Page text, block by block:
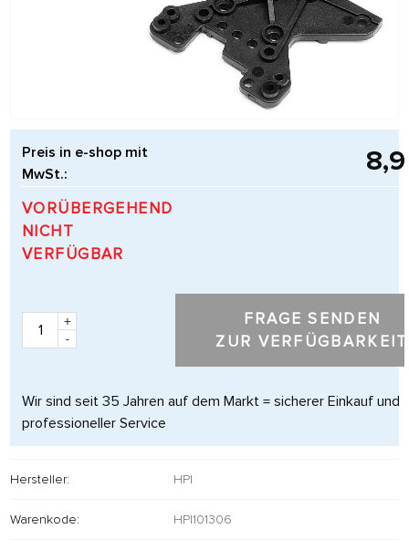
Preis in e-shop mit
MwSt.:
VORÜBERGEHEND
NICHT
VERFÜGBAR
+
-
FRAGE SENDEN
ZUR VERFÜGBARKEIT
Wir sind seit 35 Jahren auf dem Markt = sicherer Einkauf und
professioneller Service
Hersteller: HPI
Warenkode: HPI101306